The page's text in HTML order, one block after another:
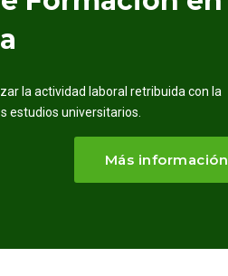
la actividad laboral retribuida con la
estudios universitarios.
Más información